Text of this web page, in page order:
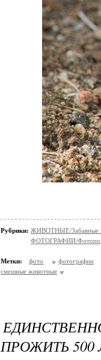
Рубрики: ЖИВОТНЫЕ/Забавные
ФОТОГРАФИИ/
Метки: фото
фотографии
смешные животные
ПРОЖИТЬ 500